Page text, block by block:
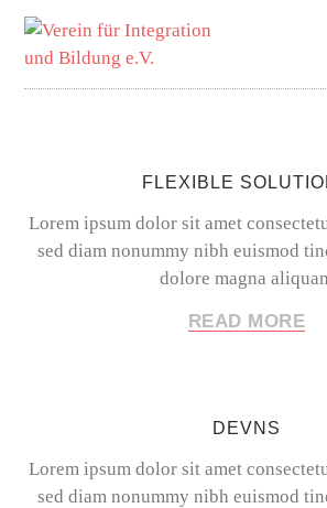
FLEXIBLE
Lorem ipsum dolor sit amet
sed diam nonummy nibh euismod
dolore magna
READ MORE
DEVNS
Lorem ipsum dolor sit amet
sed diam nonummy nibh euismod